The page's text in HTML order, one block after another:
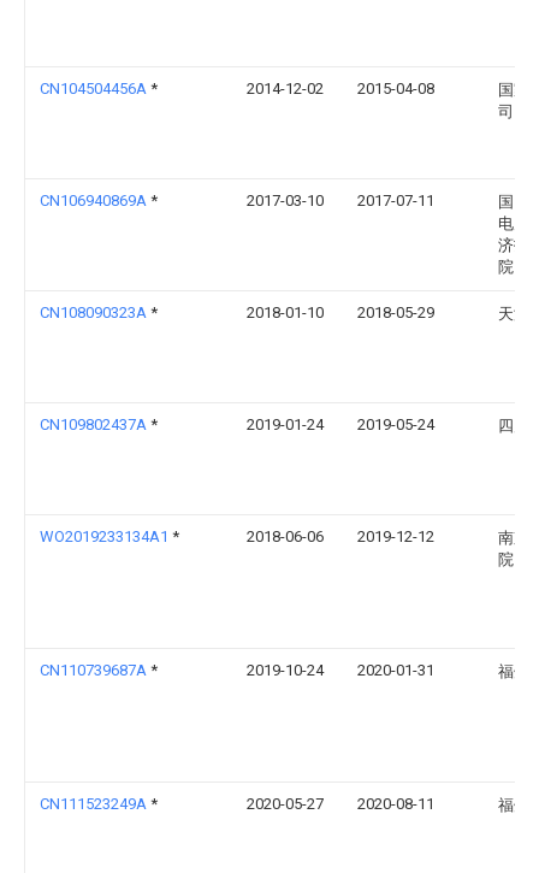
CN104504456A * 2014-12-02 2015-04-08
国家
司
CN106940869A * 2017-03-10 2017-07-11
国网
电力
济技
院
CN108090323A * 2018-01-10 2018-05-29 天津
CN109802437A * 2019-01-24 2019-05-24 四川
WO2019233134A1 * 2018-06-06 2019-12-12
南京
院
CN110739687A * 2019-10-24 2020-01-31 福州
CN111523249A * 2020-05-27 2020-08-11 福州